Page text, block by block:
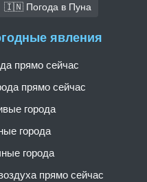
🇮🇳 Погода в Пуна
явления
прямо сейчас
прямо сейчас
города
города
города
прямо сейчас